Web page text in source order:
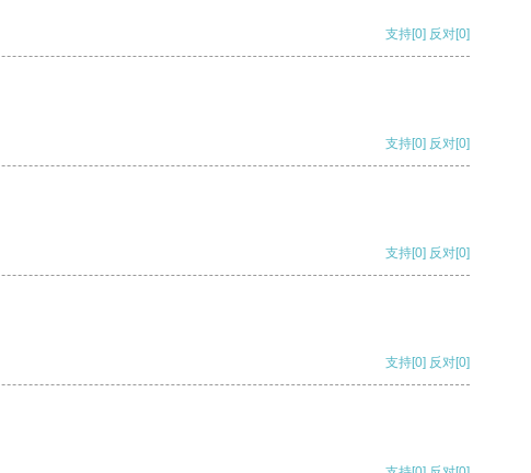
支持[0] 反对[0]
支持[0] 反对[0]
支持[0] 反对[0]
支持[0] 反对[0]